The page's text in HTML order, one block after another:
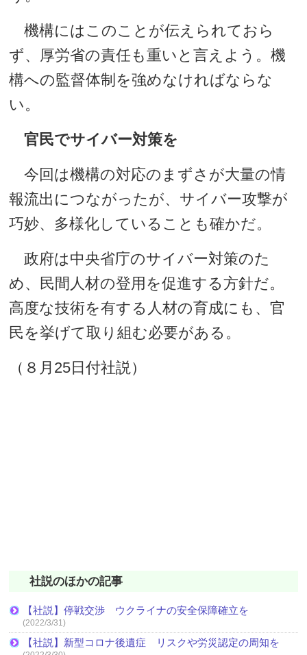
機構にはこのことが伝えられておら
ず、厚労省の責任も重いと言えよう。機
構への監督体制を強めなければならな
い。
官民でサイバー対策を
今回は機構の対応のまずさが大量の情
報流出につながったが、サイバー攻撃が
巧妙、多様化していることも確かだ。
政府は中央省庁のサイバー対策のた
め、民間人材の登用を促進する方針だ。
高度な技術を有する人材の育成にも、官
民を挙げて取り組む必要がある。
（８月25日付社説）
社説のほかの記事
【社説】停戦交渉 ウクライナの安全保障確立を
(2022/3/31)
【社説】新型コロナ後遺症 リスクや労災認定の周知を